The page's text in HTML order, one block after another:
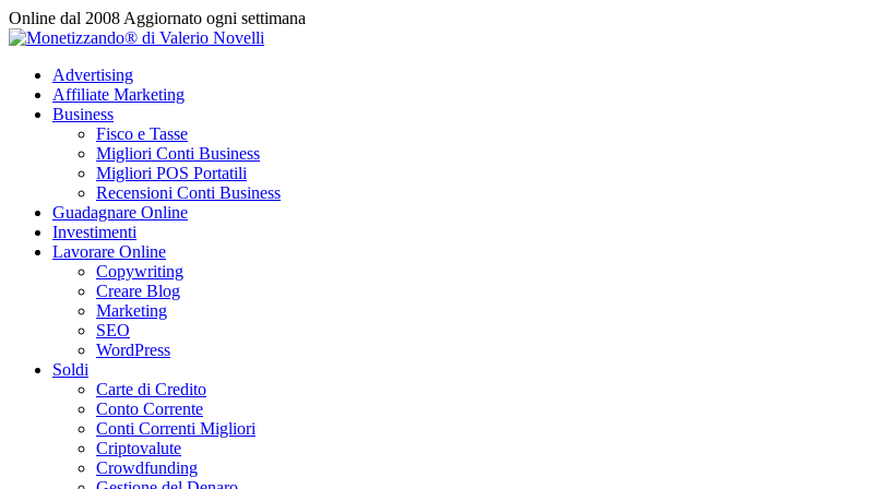
Vai
al
Online dal 2008 Aggiornato ogni settimana
Advertising
Affiliate Marketing
Business
Fisco e Tasse
Migliori Conti Business
Migliori POS Portatili
Recensioni Conti Business
Guadagnare Online
Investimenti
Lavorare Online
Copywriting
Creare Blog
Marketing
SEO
WordPress
Soldi
Carte di Credito
Conto Corrente
Conti Correnti Migliori
Criptovalute
Crowdfunding